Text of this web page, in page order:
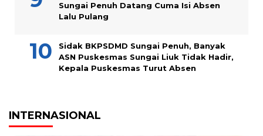
Sungai Penuh Datang Cuma Isi Absen
Lalu Pulang
Sidak BKPSDMD Sungai Penuh, Banyak
ASN Puskesmas Sungai Liuk Tidak Hadir,
Kepala Puskesmas Turut Absen
INTERNASIONAL